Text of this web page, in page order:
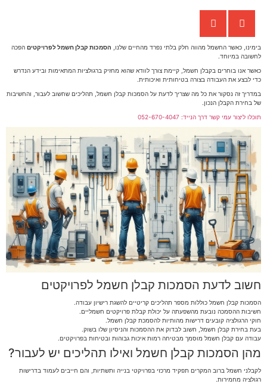
בימינו, כאשר החשמל מהווה חלק בלתי נפרד מהחיים שלנו, הסמכות קבלן חשמל לפרויקטים הפכה
לחשובה במיוחד.
כאשר אנו בוחרים בקבלן חשמל, קיימת צורך לוודא שהוא מחזיק ברגולציות המתאימות ובידע הנדרש
כדי לבצע את העבודה בצורה בטיחותית ואיכותית.
במדריך זה נסקור את כל מה שצריך לדעת על הסמכות קבלן חשמל, תהליכים שחשוב לעבור, והחשיבות
של בחירת הקבלן הנכון.
תוכלו ליצור עמי קשר דרך הנייד: 052-670-4047
חשוב לדעת הסמכות קבלן חשמל לפרויקטים
הסמכות קבלן חשמל כוללות מספר תהליכים קריטיים להשגת רישיון עבודה.
חשיבות ההסמכה נובעת מהשפעתה על יכולת קבלת פרויקטים חשמליים.
חוקי הרגולציה קובעים דרישות מהותיות להסמכת קבלן חשמל.
בעת בחירת קבלן חשמל, חשוב לבדוק את ההסמכות והניסיון שלו בשוק.
עבודה עם קבלן חשמל מוסמך מבטיחה רמות איכות גבוהות ובטיחות בפרויקטים.
מהן הסמכות קבלן חשמל ואילו תהליכים יש לעבור?
לקבלני חשמל ברוב המקרים תפקיד מרכזי בפרויקטי בנייה ותשתיות, והם חייבים לעמוד בדרישות
רגולציה מחמירות.